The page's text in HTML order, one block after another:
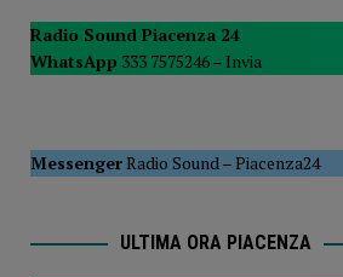
POLITICA
[ 5 Agosto 2026 ] Caldo
Radio Sound Piacenza 24
WhatsApp 333 7575246 – Invia
MessengerRadio Sound–Piacenza24
ULTIMA ORA PIACENZA